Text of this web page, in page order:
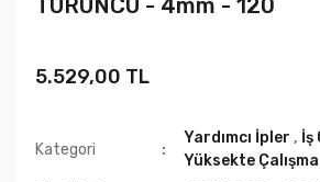
TURUNCU - 4mm - 120
5.529,00 TL
Kategori
Yardımcı İpler , İş
Yüksekte Çalışma